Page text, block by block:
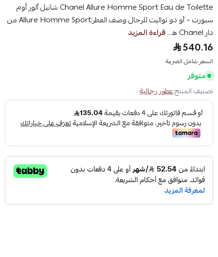
Chanel Allure Homme Sport Eau de Toilette شانيل ألور أوم
سبورت – أو دو تواليت للرجال وصف العطر:Allure Homme Sport من
دار Chanel ه...
قراءة المزيد
540.16
السعر شامل الضريبة
متوفر
تصنيف المنتج:عطور رجالية